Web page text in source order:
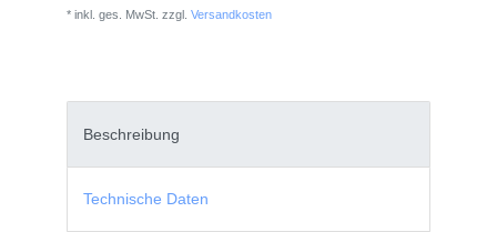
* inkl. ges. MwSt. zzgl. Versandkosten
Beschreibung
Technische Daten